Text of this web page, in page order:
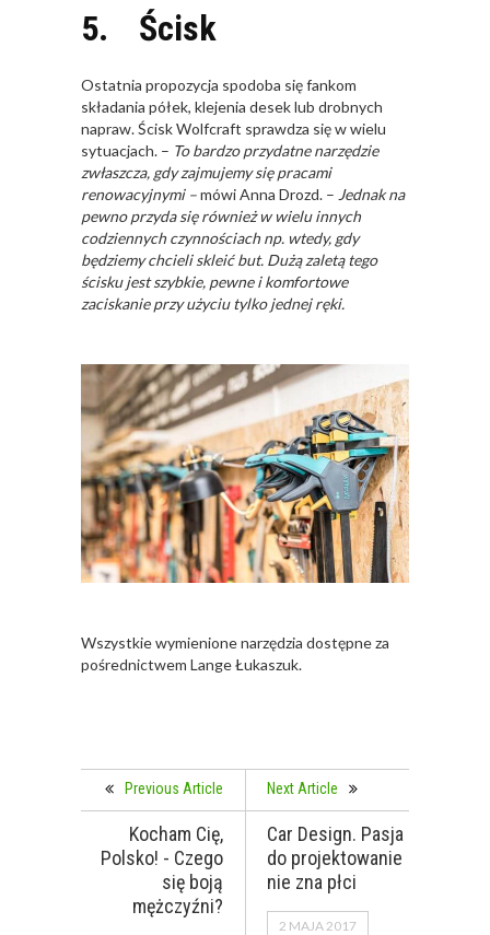
5. Ścisk
Ostatnia propozycja spodoba się fankom
składania półek, klejenia desek lub drobnych
napraw. Ścisk Wolfcraft sprawdza się w wielu
sytuacjach. – To bardzo przydatne narzędzie
zwłaszcza, gdy zajmujemy się pracami
renowacyjnymi –mówi Anna Drozd. – Jednak na
pewno przyda się również w wielu innych
codziennych czynnościach np. wtedy, gdy
będziemy chcieli skleić but. Dużą zaletą tego
ścisku jest szybkie, pewne i komfortowe
zaciskanie przy użyciu tylko jednej ręki.
Wszystkie wymienione narzędzia dostępne za
pośrednictwem Lange Łukaszuk.
Previous Article
Kocham Cię,
Polsko! - Czego
się boją
mężczyźni?
Next Article
Car Design. Pasja
do projektowanie
nie zna płci
2 MAJA 2017